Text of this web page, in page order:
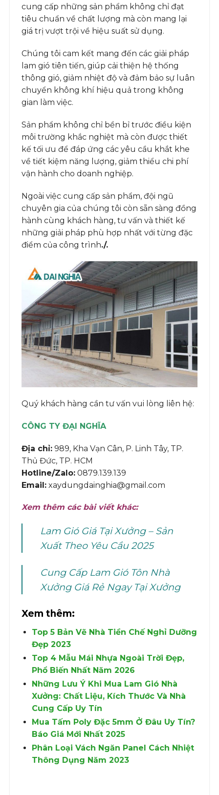
cung cấp những sản phẩm không chỉ đạt
tiêu chuẩn về chất lượng mà còn mang lại
giá trị vượt trội về hiệu suất sử dụng.
Chúng tôi cam kết mang đến các giải pháp
lam gió tiên tiến, giúp cải thiện hệ thống
thông gió, giảm nhiệt độ và đảm bảo sự luân
chuyển không khí hiệu quả trong không
gian làm việc.
Sản phẩm không chỉ bền bỉ trước điều kiện
môi trường khắc nghiệt mà còn được thiết
kế tối ưu để đáp ứng các yêu cầu khắt khe
về tiết kiệm năng lượng, giảm thiểu chi phí
vận hành cho doanh nghiệp.
Ngoài việc cung cấp sản phẩm, đội ngũ
chuyên gia của chúng tôi còn sẵn sàng đồng
hành cùng khách hàng, tư vấn và thiết kế
những giải pháp phù hợp nhất với từng đặc
điểm của công trình./.
Quý khách hàng cần tư vấn vui lòng liên hệ:
CÔNG TY ĐẠI NGHĨA
Địa chỉ: 989, Kha Vạn Cân, P. Linh Tây, TP.
Thủ Đức, TP. HCM
Hotline/Zalo: 0879.139.139
Email: xaydungdainghia@gmail.com
Xem thêm các bài viết khác:
Lam Gió Giá Tại Xưởng – Sản
Xuất Theo Yêu Cầu 2025
Cung Cấp Lam Gió Tôn Nhà
Xưởng Giá Rẻ Ngay Tại Xưởng
Xem thêm:
Top 5 Bản Vẽ Nhà Tiền Chế Nghỉ Dưỡng
Đẹp 2023
Top 4 Mẫu Mái Nhựa Ngoài Trời Đẹp,
Phổ Biến Nhất Năm 2026
Những Lưu Ý Khi Mua Lam Gió Nhà
Xưởng: Chất Liệu, Kích Thước Và Nhà
Cung Cấp Uy Tín
Mua Tấm Poly Đặc 5mm Ở Đâu Uy Tín?
Báo Giá Mới Nhất 2025
Phân Loại Vách Ngăn Panel Cách Nhiệt
Thông Dụng Năm 2023